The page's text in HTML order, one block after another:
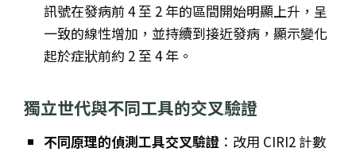
訊號在發病前 4 至 2 年的區間開始明顯上升，呈
一致的線性增加，並持續到接近發病，顯示變化
起於症狀前約 2 至 4 年。
獨立世代與不同工具的交叉驗證
不同原理的偵測工具交叉驗證 ：改用 CIRI2 計數